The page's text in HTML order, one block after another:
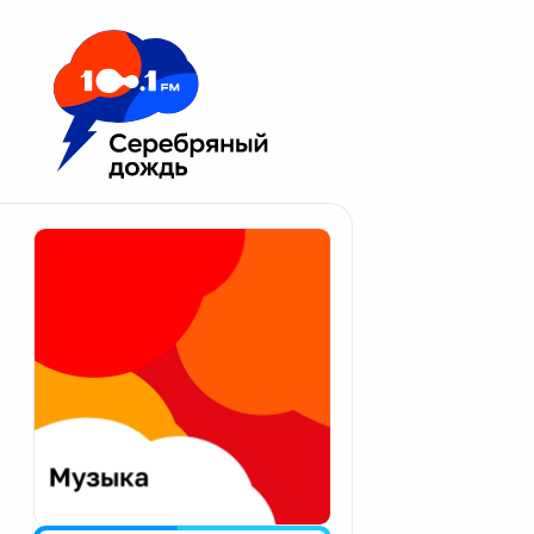
Москва 100.1 FM
Апатиты
Екатеринбург
Калининград
Калуга